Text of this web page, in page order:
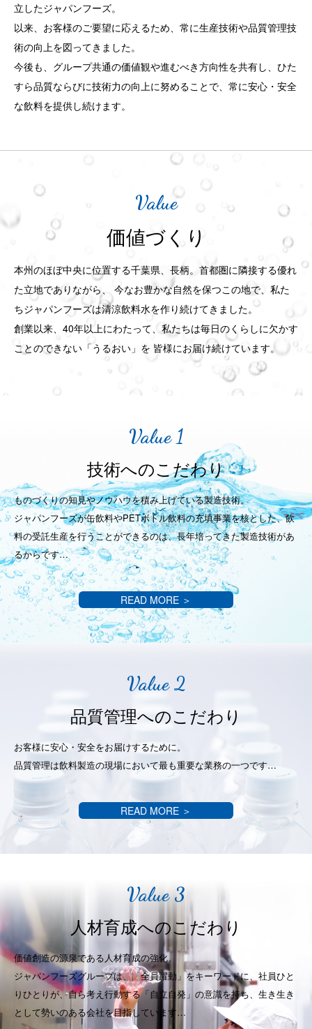
立したジャパンフーズ。
以来、お客様のご要望に応えるため、常に生産技術や品質管理技
術の向上を図ってきました。
今後も、グループ共通の価値観や進むべき方向性を共有し、ひた
すら品質ならびに技術力の向上に努めることで、常に安心・安全
な飲料を提供し続けます。
Value
価値づくり
本州のほぼ中央に位置する千葉県、長柄。首都圏に隣接する優れ
た立地でありながら、
今なお豊かな自然を保つこの地で、私た
ちジャパンフーズは清涼飲料水を作り続けてきました。
創業以来、40年以上にわたって、私たちは毎日のくらしに欠かす
ことのできない「うるおい」を 皆様にお届け続けています。
Value 1
技術へのこだわり
ものづくりの知見やノウハウを積み上げている製造技術。
ジャパンフーズが缶飲料やPETボトル飲料の充填事業を核とした、飲
料の受託生産を行うことができるのは、長年培ってきた製造技術があ
るからです…
READ MORE ＞
Value 2
品質管理へのこだわり
お客様に安心・安全をお届けするために。
品質管理は飲料製造の現場において最も重要な業務の一つです…
READ MORE ＞
Value 3
人材育成へのこだわり
価値創造の源泉である人材育成の強化。
ジャパンフーズグループは、「全員躍動」をキーワードに、社員ひと
りひとりが、自ら考え行動する「自立自発」の意識を持ち、生き生き
として勢いのある会社を目指しています…